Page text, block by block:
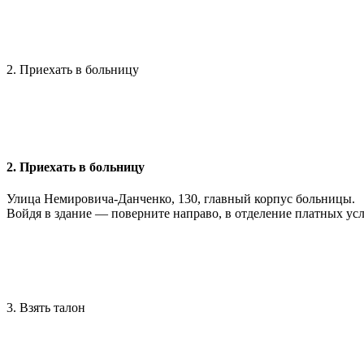
2. Приехать в больницу
2. Приехать в больницу
Улица Немировича-Данченко, 130, главный корпус больницы.
Войдя в здание — поверните направо, в отделение платных
3. Взять талон